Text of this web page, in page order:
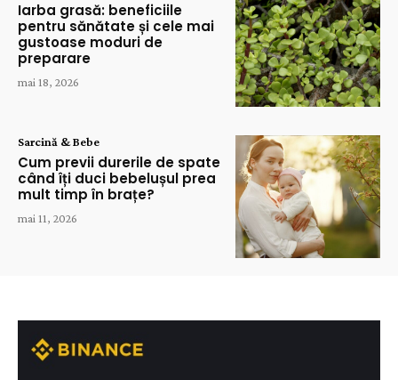
Iarba grasă: beneficiile
pentru sănătate și cele mai
gustoase moduri de
preparare
mai 18, 2026
Sarcină & Bebe
Cum previi durerile de spate
când îți duci bebelușul prea
mult timp în brațe?
mai 11, 2026